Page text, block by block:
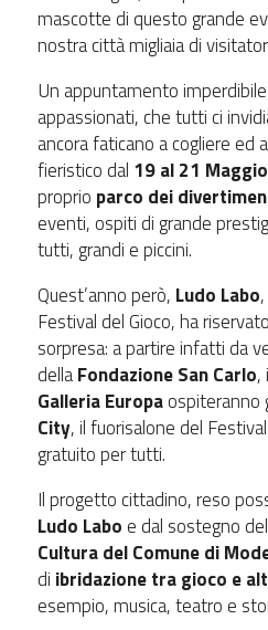
mascotte di questo grande
nostra città migliaia di
Un appuntamento
appassionati, che tutti ci
ancora faticano a cogliere ed
fieristico dal 19 al 21 Maggio
proprio parco dei
eventi, ospiti di grande
tutti, grandi e piccini.
Quest’anno però, Ludo Labo
Festival del Gioco, ha
sorpresa: a partire infatti da
dellaFondazione San Carlo,
Galleria Europaospiteranno
City, il fuorisalone del
gratuito per tutti.
Il progetto cittadino, reso
Ludo Labo e dal sostegno
Cultura del Comune di
di ibridazione tra gioco e
esempio, musica, teatro e